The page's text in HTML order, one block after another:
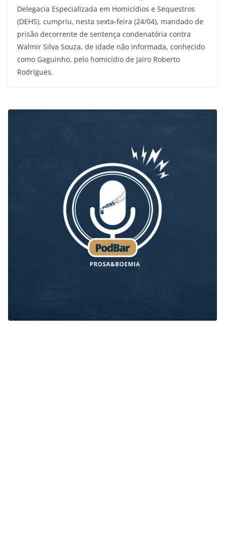
Delegacia Especializada em Homicídios e Sequestros
(DEHS), cumpriu, nesta sexta-feira (24/04), mandado de
prisão decorrente de sentença condenatória contra
Walmir Silva Souza, de idade não informada, conhecido
como Gaguinho, pelo homicídio de Jairo Roberto
Rodrigues.